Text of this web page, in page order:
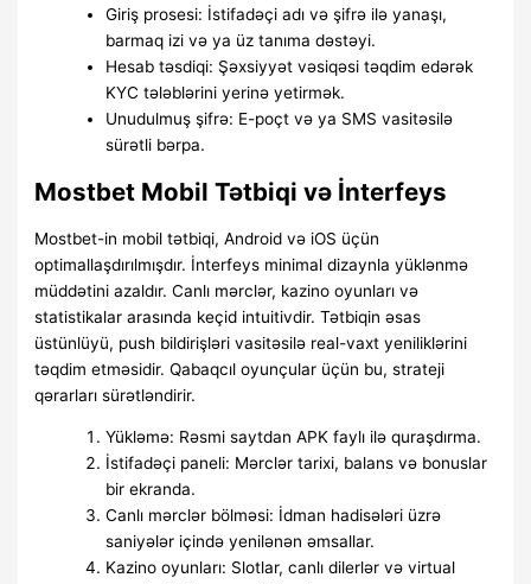
Giriş prosesi: İstifadəçi adı və şifrə ilə yanaşı,
barmaq izi və ya üz tanıma dəstəyi.
Hesab təsdiqi: Şəxsiyyət vəsiqəsi təqdim edərək
KYC tələblərini yerinə yetirmək.
Unudulmuş şifrə: E-poçt və ya SMS vasitəsilə
sürətli bərpa.
Mostbet Mobil Tətbiqi və İnterfeys
Mostbet-in mobil tətbiqi, Android və iOS üçün
optimallaşdırılmışdır. İnterfeys minimal dizaynla yüklənmə
müddətini azaldır. Canlı mərclər, kazino oyunları və
statistikalar arasında keçid intuitivdir. Tətbiqin əsas
üstünlüyü, push bildirişləri vasitəsilə real-vaxt yeniliklərini
təqdim etməsidir. Qabaqcıl oyunçular üçün bu, strateji
qərarları sürətləndirir.
Yükləmə: Rəsmi saytdan APK faylı ilə quraşdırma.
İstifadəçi paneli: Mərclər tarixi, balans və bonuslar
bir ekranda.
Canlı mərclər bölməsi: İdman hadisələri üzrə
saniyələr içində yenilənən əmsallar.
Kazino oyunları: Slotlar, canlı dilerlər və virtual